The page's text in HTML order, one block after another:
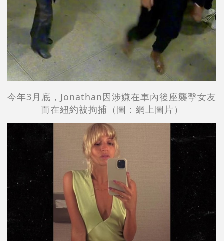
今年3月底，Jonathan因涉嫌在車內後座襲擊女友
而在紐約被拘捕（圖： 網上圖片）